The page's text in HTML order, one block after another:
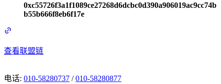
0xc55726f3a1f1089ce27268d6dcbc0d390a906019ac9cc74b
b55b666f8eb6f17e
查看联盟链
电话: 010-58280737 /010-58280877